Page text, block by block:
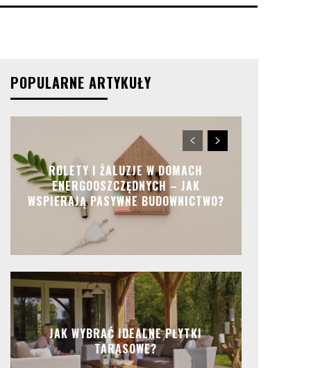
POPULARNE ARTYKUŁY
ROLETY I ŻALUZJE W DOMACH
ENERGOOSZCZĘDNYCH – JAK
WSPIERAJĄ PASYWNE BUDOWNICTWO?
JAK WYBRAĆ IDEALNE PŁYTKI
TARASOWE?